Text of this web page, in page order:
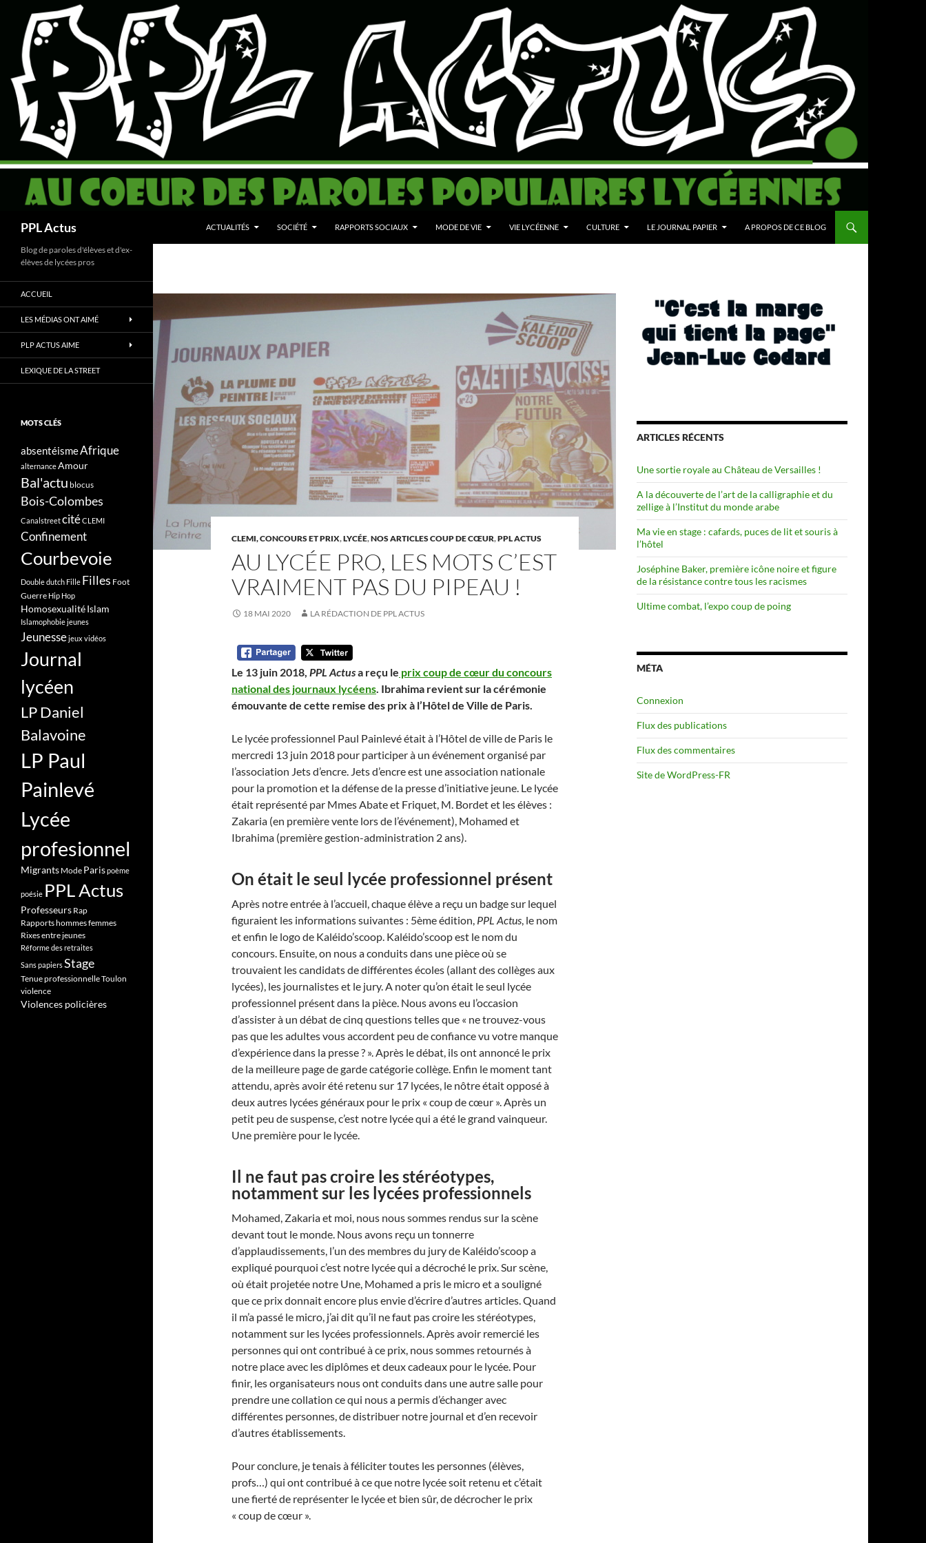
contenu
PPL Actus ACTUALITÉS SOCIÉTÉ RAPPORTS SOCIAUX MODE DE VIE VIE LYCÉENNE CULTURE LE JOURNAL PAPIER A PROPOS DE CE BLOG
CLEMI, CONCOURS ET PRIX,LYCÉE,NOS ARTICLES COUP DE CŒUR,PPL ACTUS
AU LYCÉE PRO, LES MOTS C’EST
VRAIMENT PAS DU PIPEAU !
18 MAI 2020 LA RÉDACTION DE PPL ACTUS
Le 13 juin 2018, PPL Actusa reçu le prix coup de cœur du concours
national des journaux lycéens. Ibrahima revient sur la cérémonie
émouvante de cette remise des prix à l’Hôtel de Ville de Paris.
Le lycée professionnel Paul Painlevé était à l’Hôtel de ville de Paris le
mercredi 13 juin 2018 pour participer à un événement organisé par
l’association Jets d’encre. Jets d’encre est une association nationale
pour la promotion et la défense de la presse d’initiative jeune. Le lycée
était représenté par Mmes Abate et Friquet, M. Bordet et les élèves :
Zakaria (en première vente lors de l’événement), Mohamed et
Ibrahima (première gestion-administration 2 ans).
On était le seul lycée professionnel présent
Après notre entrée à l’accueil, chaque élève a reçu un badge sur lequel
figuraient les informations suivantes : 5ème édition, PPL Actus, le nom
et enfin le logo de Kaléido’scoop. Kaléido’scoop est le nom du
concours. Ensuite, on nous a conduits dans une pièce où se
trouvaient les candidats de différentes écoles (allant des collèges aux
lycées), les journalistes et le jury. A noter qu’on était le seul lycée
professionnel présent dans la pièce. Nous avons eu l’occasion
d’assister à un débat de cinq questions telles que « ne trouvez-vous
pas que les adultes vous accordent peu de confiance vu votre manque
d’expérience dans la presse ? ». Après le débat, ils ont annoncé le prix
de la meilleure page de garde catégorie collège. Enfin le moment tant
attendu, après avoir été retenu sur 17 lycées, le nôtre était opposé à
deux autres lycées généraux pour le prix « coup de cœur ». Après un
petit peu de suspense, c’est notre lycée qui a été le grand vainqueur.
Une première pour le lycée.
Il ne faut pas croire les stéréotypes,
notamment sur les lycées professionnels
Mohamed, Zakaria et moi, nous nous sommes rendus sur la scène
devant tout le monde. Nous avons reçu un tonnerre
d’applaudissements, l’un des membres du jury de Kaléido’scoop a
expliqué pourquoi c’est notre lycée qui a décroché le prix. Sur scène,
où était projetée notre Une, Mohamed a pris le micro et a souligné
que ce prix donnait encore plus envie d’écrire d’autres articles. Quand
il m’a passé le micro, j’ai dit qu’il ne faut pas croire les stéréotypes,
notamment sur les lycées professionnels. Après avoir remercié les
personnes qui ont contribué à ce prix, nous sommes retournés à
notre place avec les diplômes et deux cadeaux pour le lycée. Pour
finir, les organisateurs nous ont conduits dans une autre salle pour
prendre une collation ce qui nous a permis d’échanger avec
différentes personnes, de distribuer notre journal et d’en recevoir
d’autres établissements.
Pour conclure, je tenais à féliciter toutes les personnes (élèves,
profs…) qui ont contribué à ce que notre lycée soit retenu et c’était
une fierté de représenter le lycée et bien sûr, de décrocher le prix
« coup de cœur ».
ARTICLES RÉCENTS
Une sortie royale au Château de Versailles !
A la découverte de l’art de la calligraphie et du
zellige à l’Institut du monde arabe
Ma vie en stage : cafards, puces de lit et souris à
l’hôtel
Joséphine Baker, première icône noire et figure
de la résistance contre tous les racismes
Ultime combat, l’expo coup de poing
MÉTA
Connexion
Flux des publications
Flux des commentaires
Site de WordPress-FR
Blog de paroles d'élèves et d'ex-
élèves de lycées pros
ACCUEIL
LES MÉDIAS ONT AIMÉ
PLP ACTUS AIME
LEXIQUE DE LA STREET
MOTS CLÉS
absentéismeAfrique
alternanceAmour
Bal'actu blocus
Bois-Colombes
CanalstreetcitéCLEMI
Confinement
Courbevoie
Double dutch Fille Filles Foot
Guerre Hip Hop
HomosexualitéIslam
Islamophobiejeunes
Jeunessejeux vidéos
Journal
lycéen
LP Daniel
Balavoine
LP Paul
Painlevé
Lycée
profesionnel
Migrants Mode Parispoème
poésie PPL Actus
Professeurs Rap
Rapports hommes femmes
Rixes entre jeunes
Réforme des retraites
Sans papiersStage
Tenue professionnelleToulon
violence
Violences policières